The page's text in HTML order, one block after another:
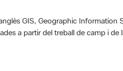
GIS, Geographic Information
a partir del treball de camp i de